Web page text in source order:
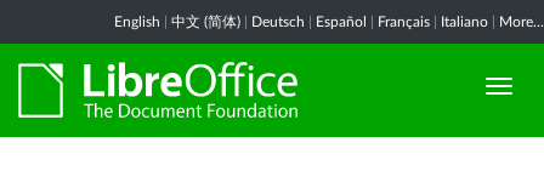
English 中文 (简体) Deutsch Español Français Italiano More...